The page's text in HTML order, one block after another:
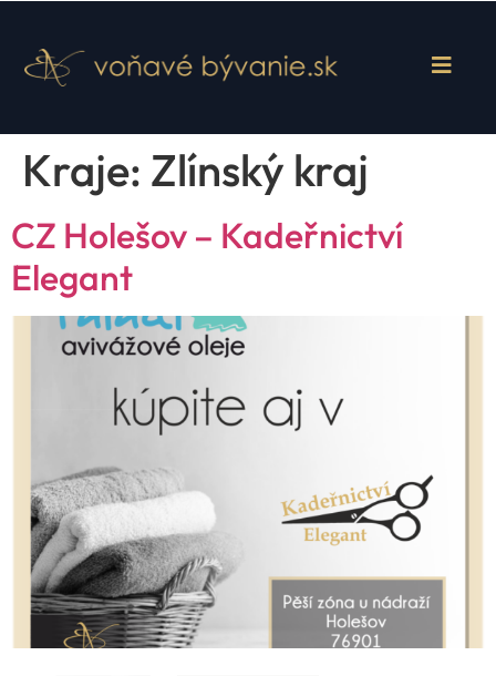
Kraje: Zlínský kraj
CZ Holešov – Kadeřnictví
Elegant